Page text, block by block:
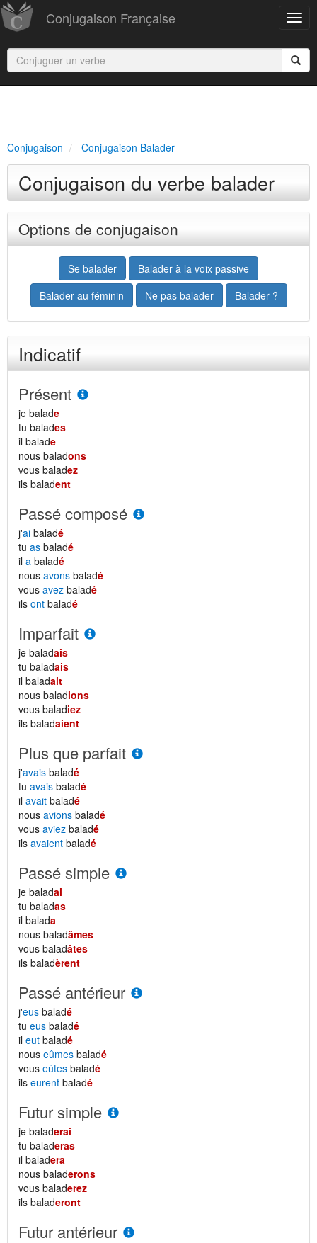
Conjugaison Française
Conjugaison Conjugaison Balader
Conjugaison du verbe balader
Options de conjugaison
Se balader
Balader à la voix passive
Balader au féminin
Ne pas balader Balader ?
Indicatif
Présent
je balade
tu balades
il balade
nous baladons
vous baladez
ils baladent
Passé composé
j'ai baladé
tu as baladé
il a baladé
nous avons baladé
vous avez baladé
ils ont baladé
Imparfait
je baladais
tu baladais
il baladait
nous baladions
vous baladiez
ils baladaient
Plus que parfait
j'avais baladé
tu avais baladé
il avait baladé
nous avions baladé
vous aviez baladé
ils avaient baladé
Passé simple
je baladai
tu baladas
il balada
nous baladâmes
vous baladâtes
ils baladèrent
Passé antérieur
j'eus baladé
tu eus baladé
il eut baladé
nous eûmes baladé
vous eûtes baladé
ils eurent baladé
Futur simple
je baladerai
tu baladeras
il baladera
nous baladerons
vous baladerez
ils baladeront
Futur antérieur